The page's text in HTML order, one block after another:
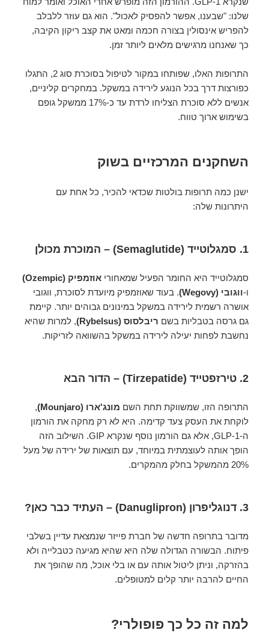
שלנו: "שבענו, אפשר להפסיק לאכול". הוא גם עוזר ללבלב
להפריש אינסולין בצורה חכמה ומאט את קצב ריקון הקיבה,
כך שאנחנו מרגישים מלאים ליותר זמן.
התרופות האלו, שפותחו במקור לטיפול בסוכרת סוג 2, התגלו
כפורצות דרך בכל הנוגע לירידה במשקל. במחקרים קליניים,
אנשים ללא סוכרת הצליחו לרדת עד כ-17% ממשקל גופם
בשימוש ארוך טווח.
השחקנים המרכזיים בשוק
ישנן כמה תרופות בולטות שכדאי להכיר, כל אחת עם
היתרונות שלה:
1. סמגלוטייד (Semaglutide) – המוכרת מכולן
סמגלוטייד היא החומר הפעיל שמאחוריאוזמפיק (Ozempic)
ו-ווגובי (Wegovy)
. בעוד שאוזמפיק מיועדת לסוכרת, ווגובי
אושרה רשמית לירידה במשקל במינונים גבוהים יותר. קיימת
גם גרסה בטבליות בשם ריבלסוס (Rybelsus)
, למרות שהיא
נחשבת לפחות יעילה לירידה במשקל בהשוואה לזריקות.
2. טירזפטייד (Tirzepatide) – הדור הבא
התרופה הזו, שמשווקת תחת השם מונג'ארו (Mounjaro)
,
לוקחת את העסק צעד קדימה. היא לא רק מחקה את הורמון
ה-GLP-1, אלא גם הורמון נוסף שנקרא GIP. השילוב הזה
הופך אותה לעוצמתית במיוחד, עם תוצאות של ירידה של מעל
20% מהמשקל בחלק מהמקרים.
3. דנוגליפרון (Danuglipron) – העתיד כבר כאן?
מדובר בתרופה חדשה של חברת פייזר שנמצאת עדיין בשלבי
פיתוח. הבשורה הגדולה שלה היא שהיא מגיעה כטבלייה ולא
בהזרקה, וניתן ליטול אותה עם או בלי אוכל, מה שהופך את
החיים להרבה יותר קלים למטופלים.
למה זה כל כך פופולרי?